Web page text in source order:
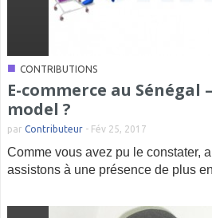
■ CONTRIBUTIONS
E-commerce au Sénégal
model ?
par Contributeur - Fév 25, 2017
Comme vous avez pu le constater,
assistons à une présence de plus